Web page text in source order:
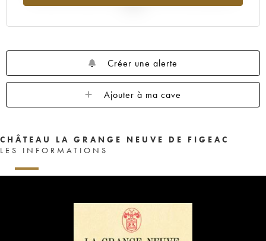
Créer une alerte
Ajouter à ma cave
CHÂTEAU LA GRANGE NEUVE DE FIGEAC
LES INFORMATIONS